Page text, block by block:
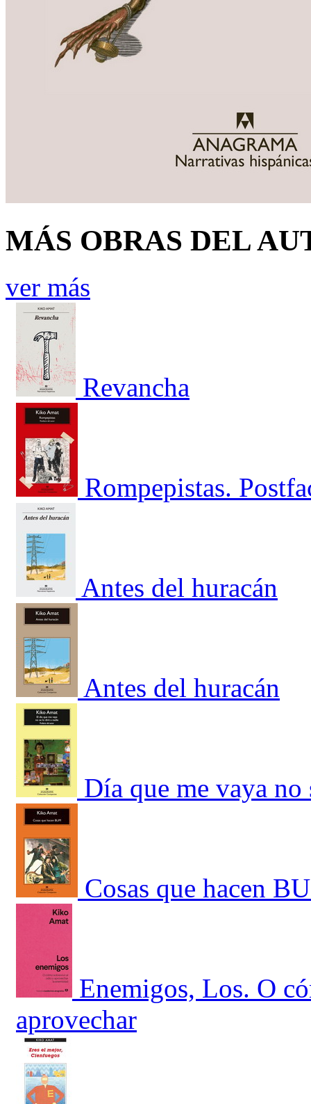
MÁS OBRAS DEL
ver más
Revancha
Rompepistas.
Antes del huracán
Antes del huracán
Día que me vaya
Cosas que hacen
Enemigos, Los. O
aprovechar